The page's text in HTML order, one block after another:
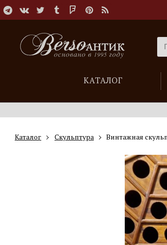
КАТАЛОГ
Каталог Скульптура Винтажная